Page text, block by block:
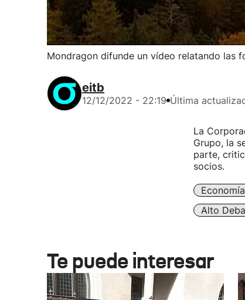
Mondragon difunde un vídeo relatando las
eitb
12/12/2022 - 22:19 Última
La
Grupo, la
parte,
socios.
Economía
Alto Deba
Te puede interesar